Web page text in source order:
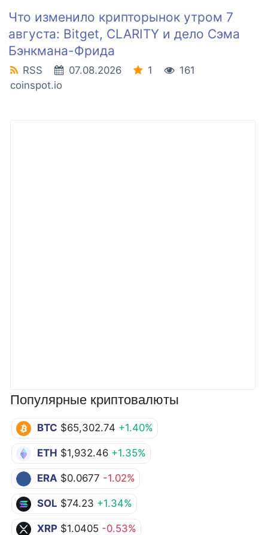
Популярные криптовалюты
BTC $65,302.74 +1.40%
ETH $1,932.46 +1.35%
ERA $0.0677 -1.02%
SOL $74.23 +1.34%
XRP $1.0405 -0.53%
Что изменило крипторынок утром 7
августа: Bitget, CLARITY и дело Сэма
Бэнкмана-Фрида
RSS 07.08.2026 1
161
coinspot.io